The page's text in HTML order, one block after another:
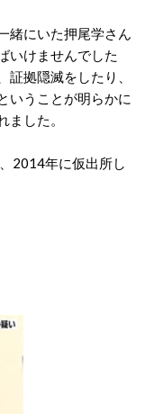
緒にいた押尾学さん
いけませんでした
拠隠滅をしたり、
いうことが明らかに
した。
2014年に仮出所し